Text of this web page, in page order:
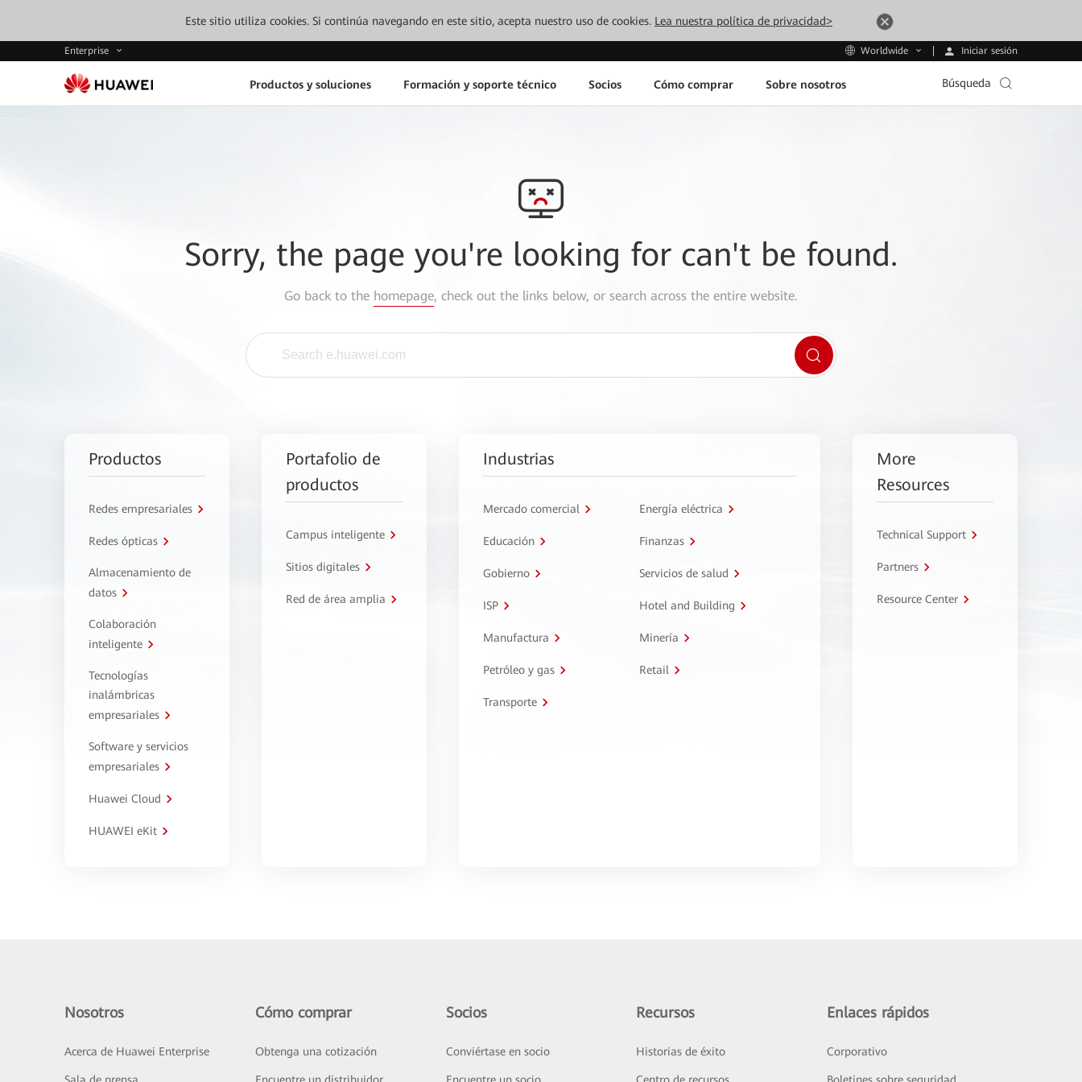
Este sitio utiliza cookies. Si continúa navegando en este sitio, acepta nuestro uso de cookies. Lea nuestra política de privacidad>
Enterprise Worldwide Iniciar sesión
Productos y soluciones Formación y soporte técnico Socios Cómo comprar Sobre nosotros Búsqueda
Sorry, the page you're looking for can't be found.
Go back to the homepage, check out the links below, or search across the entire website.
Productos
Redes empresariales
Redes ópticas
Almacenamiento de
datos
Colaboración
inteligente
Tecnologías
inalámbricas
empresariales
Software y servicios
empresariales
Huawei Cloud
HUAWEI eKit
Portafolio de
productos
Campus inteligente
Sitios digitales
Red de área amplia
Industrias
Mercado comercial Energía eléctrica
Educación Finanzas
Gobierno Servicios de salud
ISP Hotel and Building
Manufactura Minería
Petróleo y gas Retail
Transporte
More
Resources
Technical Support
Partners
Resource Center
Nosotros
Acerca de Huawei Enterprise
Cómo comprar
Obtenga una cotización
Socios
Conviértase en socio
Recursos
Historias de éxito
Enlaces rápidos
Corporativo